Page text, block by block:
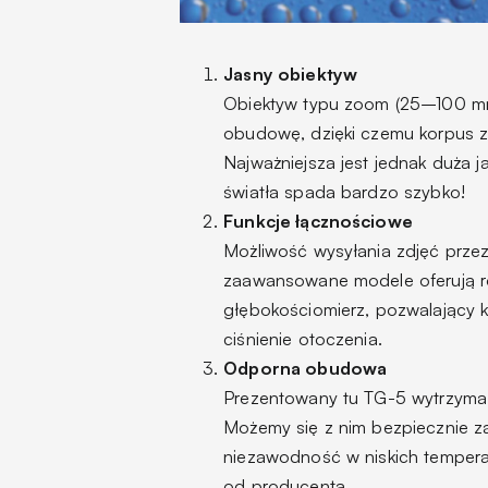
Jasny obiektyw
Obiektyw typu zoom (25–100
obudowę, dzięki czemu korpus
Najważniejsza jest jednak
światła spada bardzo szybko!
Funkcje łącznościowe
Możliwość wysyłania zdjęć
zaawansowane modele oferują
głębokościomierz, pozwalający
ciśnienie otoczenia.
Odporna obudowa
Prezentowany tu TG-5
Możemy się z nim bezpiecznie
niezawodność w niskich